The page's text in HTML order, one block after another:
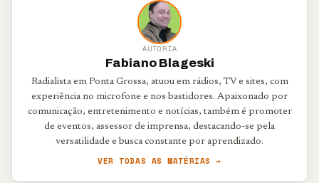
AUTORIA
Fabiano Blageski
Radialista em Ponta Grossa, atuou em rádios, TV e sites, com
experiência no microfone e nos bastidores. Apaixonado por
comunicação, entretenimento e notícias, também é promoter
de eventos, assessor de imprensa, destacando-se pela
versatilidade e busca constante por aprendizado.
VER TODAS AS MATÉRIAS →